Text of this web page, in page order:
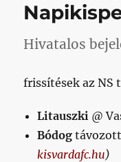
Hivatalos
frissítések az NS
Litauszki @
Bódog
kisvardafc.hu)